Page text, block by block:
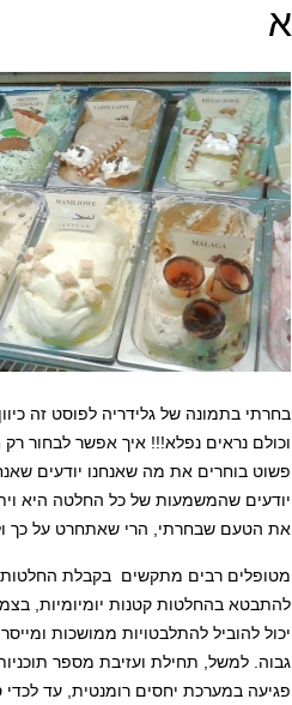
א
בחרתי בתמונה של גלידריה לפוסט זה
וכולם נראים נפלא!!! איך אפשר לבחור
פשוט בוחרים את מה שאנחנו יודעים
יודעים שהמשמעות של כל החלטה היא
את הטעם שבחרתי, הרי שאתחרט על כך
להתבטא בהחלטות קטנות יומיומיות,
יכול להוביל להתלבטויות ממושכות
גבוה. למשל, תחילת ועזיבת מספר
פגיעה במערכת יחסים רומנטית, עד